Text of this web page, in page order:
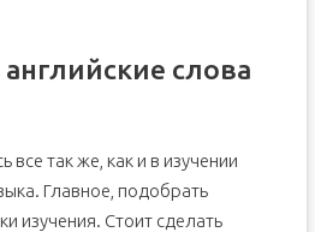
слова
все так же, как и в изучении
Главное, подобрать
изучения. Стоит сделать